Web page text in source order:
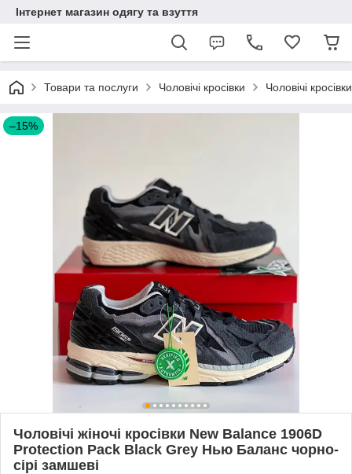
Інтернет магазин одягу та взуття
Товари та послуги Чоловічі кросівки Чоловічі
–15%
Чоловічі жіночі кросівки New Balance 1906D
Protection Pack Black Grey Нью Баланс чорно-
сірі замшеві